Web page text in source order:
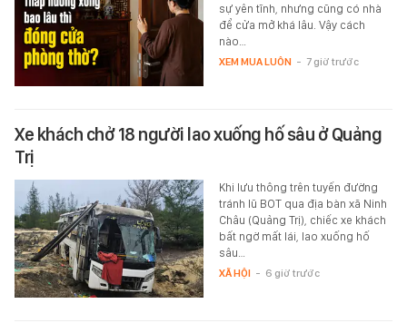
sự yên tĩnh, nhưng cũng có nhà
để cửa mở khá lâu. Vậy cách
nào…
XEM MUA LUÔN - 7 giờ trước
Xe khách chở 18 người lao xuống hố sâu ở Quảng
Trị
Khi lưu thông trên tuyến đường
tránh lũ BOT qua địa bàn xã Ninh
Châu (Quảng Trị), chiếc xe khách
bất ngờ mất lái, lao xuống hố
sâu…
XÃ HỘI - 6 giờ trước